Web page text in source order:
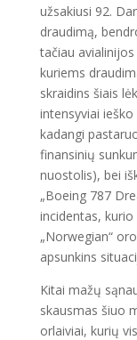
užsakiusi 92.
draudimą,
tačiau
kuriems
skraidins šiais
intensyviai
kadangi
finansinių
nuostolis), bei
„Boeing 787
incidentas,
„Norwegian“
apsunkins
Kitai mažų
skausmas šiuo
orlaiviai, kurių